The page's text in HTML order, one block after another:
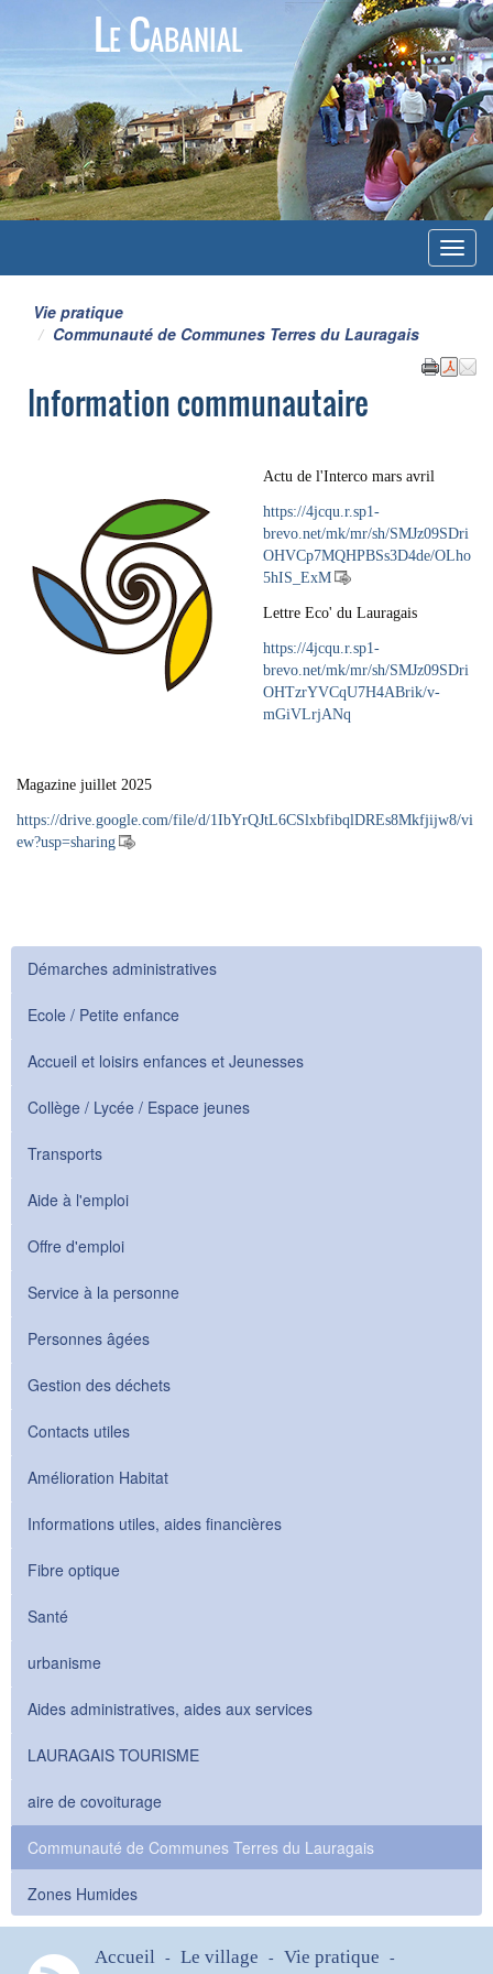
Le Cabanial
Menu
Vie pratique
Communauté de Communes Terres du Lauragais
Information communautaire
Actu de l'Interco mars avril
https://4jcqu.r.sp1-
brevo.net/mk/mr/sh/SMJz09SDri
OHVCp7MQHPBSs3D4de/OLho
5hIS_ExM
Lettre Eco' du Lauragais
https://4jcqu.r.sp1-
brevo.net/mk/mr/sh/SMJz09SDri
OHTzrYVCqU7H4ABrik/v-
mGiVLrjANq
Magazine juillet 2025
https://drive.google.com/file/d/1IbYrQJtL6CSlxbfibqlDREs8Mkfjijw8/vi
ew?usp=sharing
Démarches administratives
Ecole / Petite enfance
Accueil et loisirs enfances et Jeunesses
Collège / Lycée / Espace jeunes
Transports
Aide à l'emploi
Offre d'emploi
Service à la personne
Personnes âgées
Gestion des déchets
Contacts utiles
Amélioration Habitat
Informations utiles, aides financières
Fibre optique
Santé
urbanisme
Aides administratives, aides aux services
LAURAGAIS TOURISME
aire de covoiturage
Communauté de Communes Terres du Lauragais
Zones Humides
Accueil - Le village - Vie pratique -